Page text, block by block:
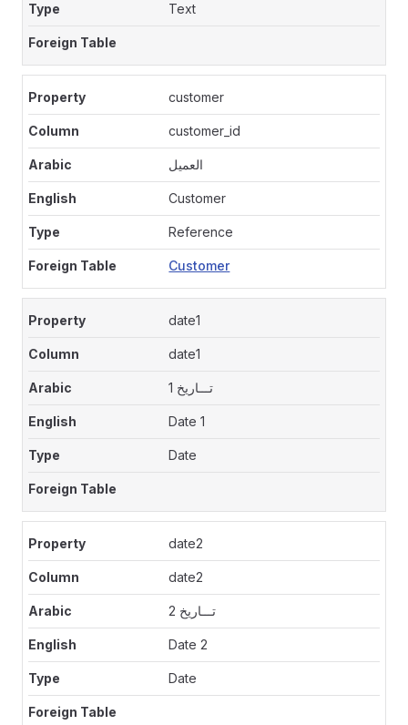
Text
customer
customer_id
العميل
Customer
Reference
Customer
date1
date1
تـــاريخ 1
Date 1
Date
date2
date2
تـــاريخ 2
Date 2
Date